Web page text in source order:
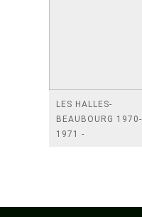
LES HALLES-
BEAUBOURG 1970-
1971 -